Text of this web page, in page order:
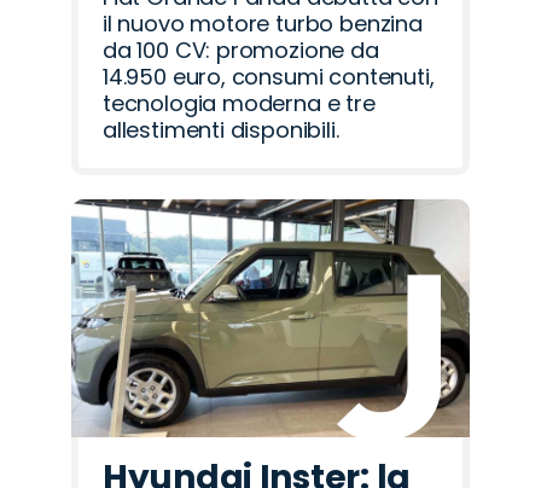
il nuovo motore turbo benzina
da 100 CV: promozione da
14.950 euro, consumi contenuti,
tecnologia moderna e tre
allestimenti disponibili.
Hyundai Inster: la